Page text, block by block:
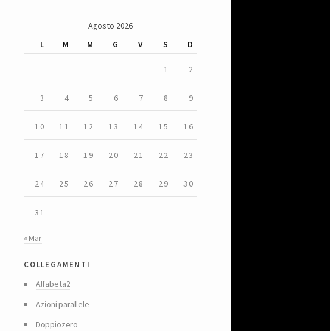
Agosto 2026
L
M M G V S D
1 2
3 4 5 6 7 8 9
10 11 12 13 14 15 16
17 18 19 20 21 22 23
24 25 26 27 28 29 30
31
« Mar
collegamenti
Alfabeta2
Azioni parallele
Doppiozero